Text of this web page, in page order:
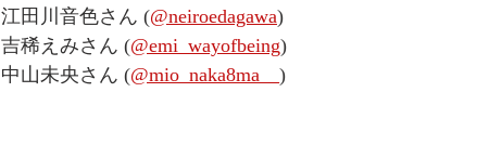
江田川音色さん (@neiroedagawa)
吉稀えみさん (@emi_wayofbeing)
中山未央さん (@mio_naka8ma__ )